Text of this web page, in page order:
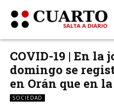
COVID-19 | En la
domingo se
en Orán que en
SOCIEDAD